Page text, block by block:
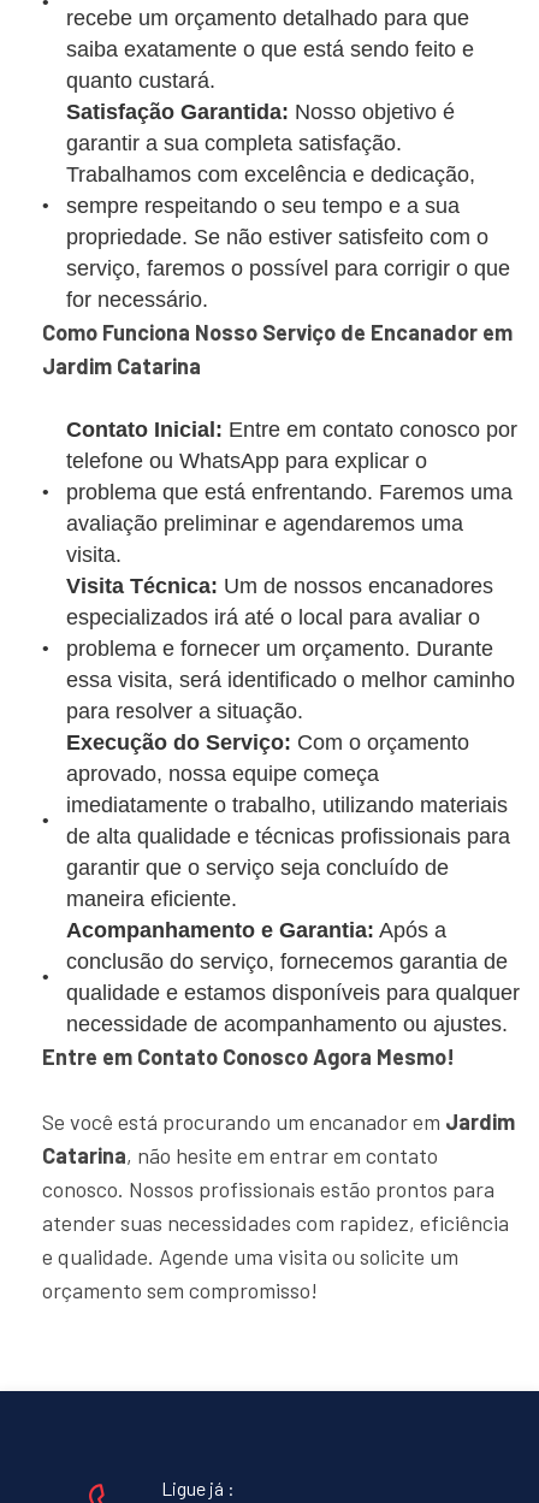
recebe um orçamento detalhado para que
saiba exatamente o que está sendo feito e
quanto custará.
Satisfação Garantida: Nosso objetivo é
garantir a sua completa satisfação.
Trabalhamos com excelência e dedicação,
sempre respeitando o seu tempo e a sua
propriedade. Se não estiver satisfeito com o
serviço, faremos o possível para corrigir o que
for necessário.
Como Funciona Nosso Serviço de Encanador em
Jardim Catarina
Contato Inicial: Entre em contato conosco por
telefone ou WhatsApp para explicar o
problema que está enfrentando. Faremos uma
avaliação preliminar e agendaremos uma
visita.
Visita Técnica: Um de nossos encanadores
especializados irá até o local para avaliar o
problema e fornecer um orçamento. Durante
essa visita, será identificado o melhor caminho
para resolver a situação.
Execução do Serviço: Com o orçamento
aprovado, nossa equipe começa
imediatamente o trabalho, utilizando materiais
de alta qualidade e técnicas profissionais para
garantir que o serviço seja concluído de
maneira eficiente.
Acompanhamento e Garantia: Após a
conclusão do serviço, fornecemos garantia de
qualidade e estamos disponíveis para qualquer
necessidade de acompanhamento ou ajustes.
Entre em Contato Conosco Agora Mesmo!
Se você está procurando um encanador em Jardim
Catarina, não hesite em entrar em contato
conosco. Nossos profissionais estão prontos para
atender suas necessidades com rapidez, eficiência
e qualidade. Agende uma visita ou solicite um
orçamento sem compromisso!
Ligue já :